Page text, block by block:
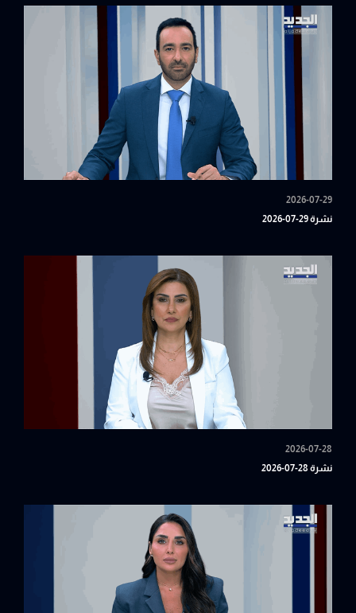
2026-07-29
نشرة 29-07-2026
2026-07-28
نشرة 28-07-2026